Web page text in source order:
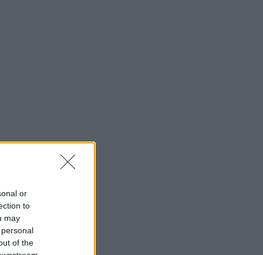
or
to
may
of the